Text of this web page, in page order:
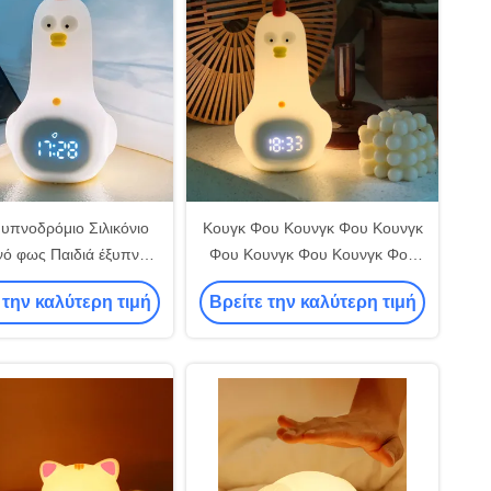
Σιλικόνιο
φως Παιδιά έξυπνο
για το δωμάτιο του
μωρού
την καλύτερη τιμή
Κουγκ Φου Κουνγκ Φου Κουνγκ
Φου Κουνγκ Φου Κουνγκ Φου
Κουνγκ Φου Κουνγκ Φου
Κουνγκ Φου Κουνγκ Φου
Βρείτε την καλύτερη τιμή